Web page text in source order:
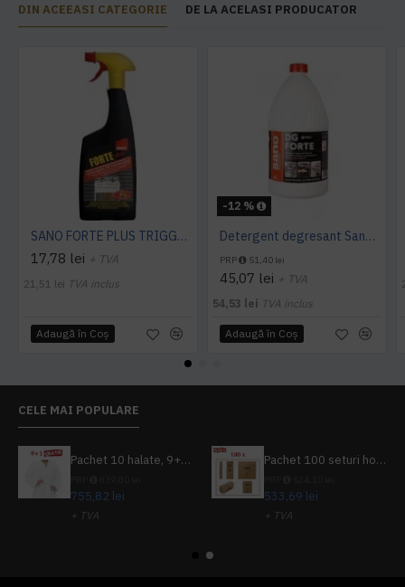
DIN ACEEASI CATEGORIE DE LA ACELASI PRODUCATOR
SANO FORTE PLUS TRIGGER, 750ml, detergent arsuri, grasimi
17,78 lei + TVA
21,51 lei TVA inclus
Adaugă în Coş
-12 %
Detergent degresant Sano Dg Forte 4L
PRP 51,40 lei
45,07 lei + TVA
54,53 lei TVA inclus
Adaugă în Coş
CELE MAI POPULARE
Pachet 10 halate, 9+1 gratuit
755,82 lei
+ TVA
Pachet 100 seturi hoteliere, set dentar, set barbierit, casca de dus, pila unghii, set cusut
533,69 lei
+ TVA